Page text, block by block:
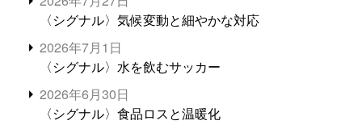
〈シグナル〉気候変動と細やかな対応
2026年7月1日
〈シグナル〉水を飲むサッカー
2026年6月30日
〈シグナル〉食品ロスと温暖化